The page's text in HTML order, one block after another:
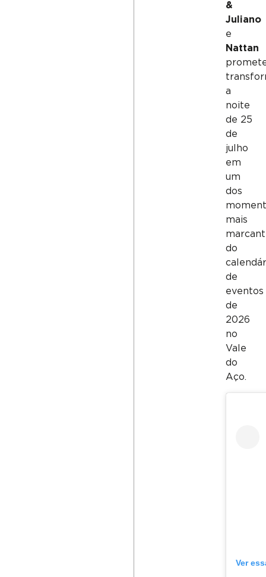
&
Juliano
e
Nattan
a
noite
de 25
de
julho
em
um
dos
mais
do
de
eventos
de
2026
no
Vale
do
Aço.
Ver